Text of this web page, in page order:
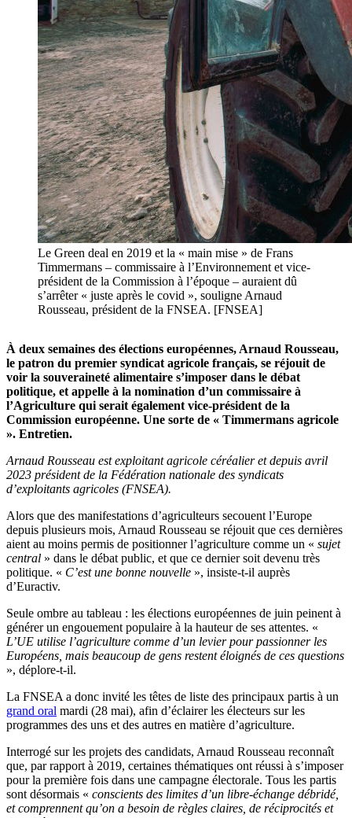
Le Green deal en 2019 et la « main mise » de Frans
Timmermans – commissaire à l’Environnement et vice-
président de la Commission à l’époque – auraient dû
s’arrêter « juste après le covid », souligne Arnaud
Rousseau, président de la FNSEA. [FNSEA]
À deux semaines des élections européennes, Arnaud Rousseau,
le patron du premier syndicat agricole français, se réjouit de
voir la souveraineté alimentaire s’imposer dans le débat
politique, et appelle à la nomination d’un commissaire à
l’Agriculture qui serait également vice-président de la
Commission européenne. Une sorte de « Timmermans agricole
». Entretien.
Arnaud Rousseau est exploitant agricole céréalier et depuis avril
2023 président de la Fédération nationale des syndicats
d’exploitants agricoles (FNSEA).
Alors que des manifestations d’agriculteurs secouent l’Europe
depuis plusieurs mois, Arnaud Rousseau se réjouit que ces dernières
aient au moins permis de positionner l’agriculture comme un « sujet
central » dans le débat public, et que ce dernier soit devenu très
politique. « C’est une bonne nouvelle », insiste-t-il auprès
d’Euractiv.
Seule ombre au tableau : les élections européennes de juin peinent à
générer un engouement populaire à la hauteur de ses attentes. «
L’UE utilise l’agriculture comme d’un levier pour passionner les
Européens, mais beaucoup de gens restent éloignés de ces questions
», déplore-t-il.
La FNSEA a donc invité les têtes de liste des principaux partis à un
grand oral mardi (28 mai), afin d’éclairer les électeurs sur les
programmes des uns et des autres en matière d’agriculture.
Interrogé sur les projets des candidats, Arnaud Rousseau reconnaît
que, par rapport à 2019, certaines thématiques ont réussi à s’imposer
pour la première fois dans une campagne électorale. Tous les partis
sont désormais « conscients des limites d’un libre-échange débridé,
et comprennent qu’on a besoin de règles claires, de réciprocités et